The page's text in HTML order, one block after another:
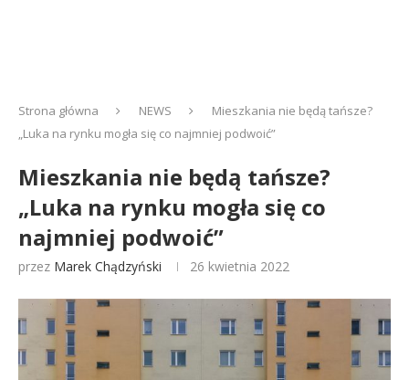
Strona główna NEWS
Mieszkania nie będą tańsze?
„Luka na rynku mogła się co najmniej podwoić”
Mieszkania nie będą tańsze?
„Luka na rynku mogła się co
najmniej podwoić”
przez Marek Chądzyński 26 kwietnia 2022